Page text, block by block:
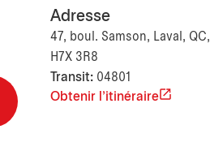
Adresse
47, boul. Samson, Laval, QC,
H7X 3R8
Transit: 04801
Obtenir l'itinéraire